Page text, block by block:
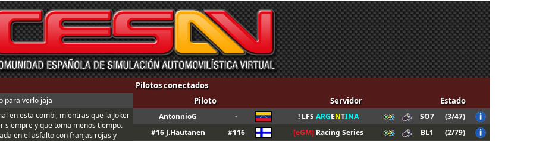
Pilotos conectados
para verlo jaja
en esta combi, mientras que la Joker
siempre y que toma menos tiempo.
en el asfalto con franjas rojas y
Piloto Servidor Estado
AntonnioG - ! LFS ARGENTINA SO7
(3/47)
#16 J.Hautanen
#116 [eGM] Racing Series BL1
(2/79)